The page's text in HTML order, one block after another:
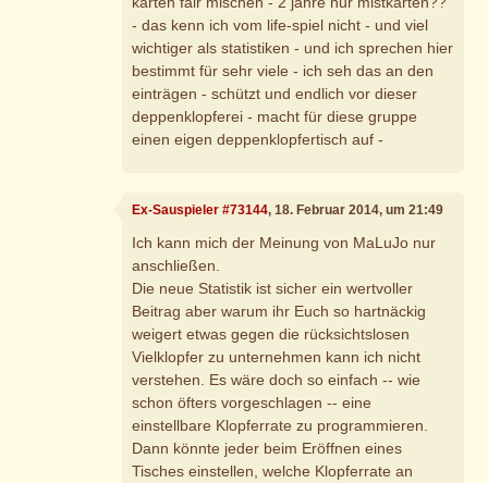
- das kenn ich vom life-spiel nicht - und viel
wichtiger als statistiken - und ich sprechen hier
bestimmt für sehr viele - ich seh das an den
einträgen - schützt und endlich vor dieser
deppenklopferei - macht für diese gruppe
einen eigen deppenklopfertisch auf -
Ex-Sauspieler #73144, 18. Februar 2014, um 21:49
Ich kann mich der Meinung von MaLuJo nur
anschließen.
Die neue Statistik ist sicher ein wertvoller
Beitrag aber warum ihr Euch so hartnäckig
weigert etwas gegen die rücksichtslosen
Vielklopfer zu unternehmen kann ich nicht
verstehen. Es wäre doch so einfach -- wie
schon öfters vorgeschlagen -- eine
einstellbare Klopferrate zu programmieren.
Dann könnte jeder beim Eröffnen eines
Tisches einstellen, welche Klopferrate an